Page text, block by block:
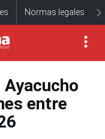
Normas legales
entre